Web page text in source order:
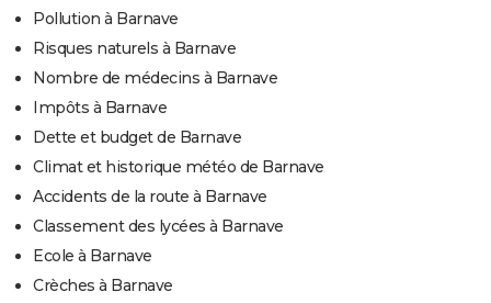
Pollution à Barnave
Risques naturels à Barnave
Nombre de médecins à Barnave
Impôts à Barnave
Dette et budget de Barnave
Climat et historique météo de Barnave
Accidents de la route à Barnave
Classement des lycées à Barnave
Ecole à Barnave
Crèches à Barnave